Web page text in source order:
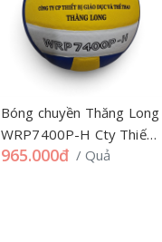
Bóng chuyền Thăng Long
WRP7400P-H Cty Thiết
Bị Giáo Dục, 299TL
965.000đ / Quả